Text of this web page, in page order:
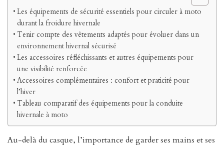
Les équipements de sécurité essentiels pour circuler à moto
durant la froidure hivernale
Tenir compte des vêtements adaptés pour évoluer dans un
environnement hivernal sécurisé
Les accessoires réfléchissants et autres équipements pour
une visibilité renforcée
Accessoires complémentaires : confort et praticité pour
l’hiver
Tableau comparatif des équipements pour la conduite
hivernale à moto
Au-delà du casque, l’importance de garder ses mains et ses